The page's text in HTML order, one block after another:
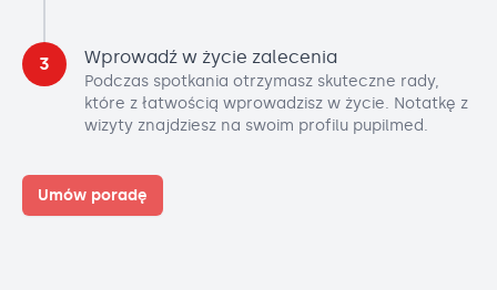
3 Wprowadź w życie zalecenia
Podczas spotkania otrzymasz skuteczne rady,
które z łatwością wprowadzisz w życie. Notatkę z
wizyty znajdziesz na swoim profilu pupilmed.
Umów poradę